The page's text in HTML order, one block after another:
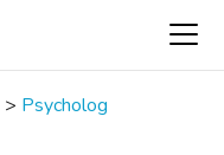
> Psycholog